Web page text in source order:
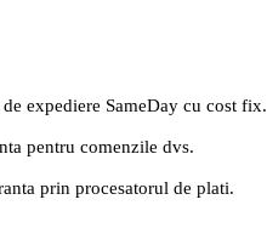
expediere SameDay cu cost fix.
pentru comenzile dvs.
prin procesatorul de plati.